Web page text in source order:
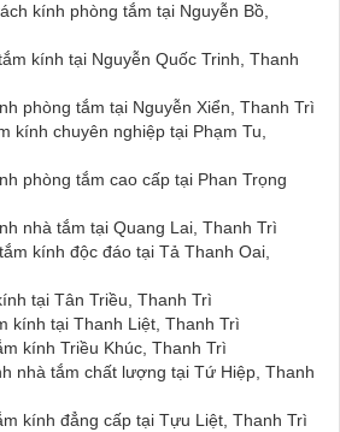
kính phòng tắm tại Nguyễn Bồ,
kính tại Nguyễn Quốc Trinh, Thanh
phòng tắm tại Nguyễn Xiển, Thanh Trì
kính chuyên nghiệp tại Phạm Tu,
phòng tắm cao cấp tại Phan Trọng
nhà tắm tại Quang Lai, Thanh Trì
kính độc đáo tại Tả Thanh Oai,
tại Tân Triều, Thanh Trì
kính tại Thanh Liệt, Thanh Trì
kính Triều Khúc, Thanh Trì
nhà tắm chất lượng tại Tứ Hiệp, Thanh
kính đẳng cấp tại Tựu Liệt, Thanh Trì